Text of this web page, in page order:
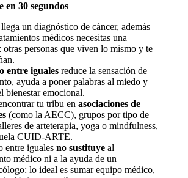
30 segundos
un diagnóstico de cáncer, además
médicos necesitas una
: otras personas que viven lo mismo y te
entre iguales reduce la sensación de
ayuda a poner palabras al miedo y
bienestar emocional.
tu tribu en asociaciones de
(como la AECC), grupos por tipo de
de arteterapia, yoga o mindfulness,
CUID-ARTE.
entre iguales no sustituye al
médico ni a la ayuda de un
lo ideal es sumar equipo médico,